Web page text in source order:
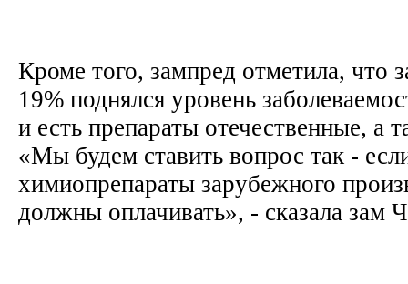
Кроме того, зампред отметила, что
19% поднялся уровень
и есть препараты отечественные, а
«Мы будем ставить вопрос так -
химиопрепараты зарубежного
должны оплачивать», - сказала зам